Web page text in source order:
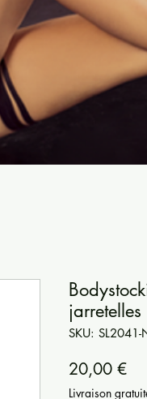
SKU: SL2041-
20,00 €
Livraison